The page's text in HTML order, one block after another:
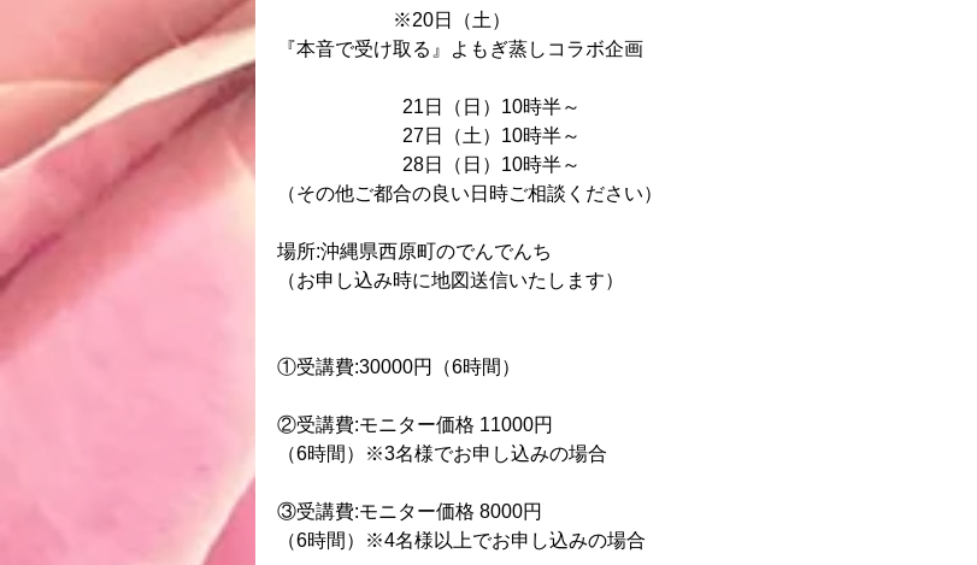
                        ※20日（土）
『本音で受け取る』よもぎ蒸しコラボ企画
                          21日（日）10時半～
                          27日（土）10時半～
                          28日（日）10時半～
（その他ご都合の良い日時ご相談ください）
場所:沖縄県西原町のでんでんち
（お申し込み時に地図送信いたします）
①受講費:30000円（6時間）
②受講費:モニター価格 11000円
（6時間）※3名様でお申し込みの場合
③受講費:モニター価格 8000円
（6時間）※4名様以上でお申し込みの場合